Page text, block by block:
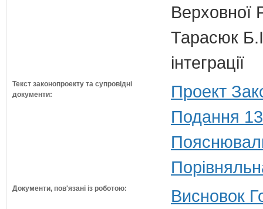
Верховної
Тарасюк
інтеграції
Текст законопроекту та супровідні
документи:
Проект
Подання
Документи, пов'язані із роботою: Висновок